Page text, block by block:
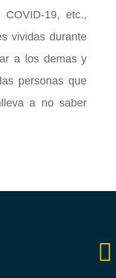
19, etc.,
vividas durante
a los demas y
personas que
a no saber
